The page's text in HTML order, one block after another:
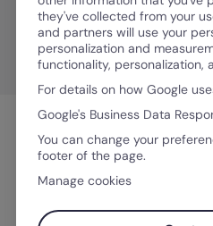
they've collected from your
and partners will use your
personalization and
functionality, personalization,
For details on how Google
Google's Business Data
You can change your
footer of the page.
Manage cookies